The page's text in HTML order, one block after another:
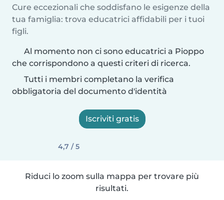
Cure eccezionali che soddisfano le esigenze della
tua famiglia: trova educatrici affidabili per i tuoi
figli.
Al momento non ci sono educatrici a Pioppo
che corrispondono a questi criteri di ricerca.
Tutti i membri completano la verifica
obbligatoria del documento d'identità
Iscriviti gratis
4,7 / 5
Riduci lo zoom sulla mappa per trovare più
risultati.